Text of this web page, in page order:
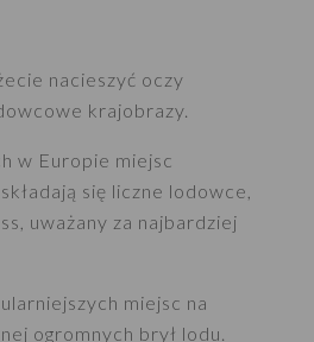
nacieszyć oczy
krajobrazy.
w Europie miejsc
się liczne lodowce,
uważany za najbardziej
miejsc na
ogromnych brył lodu.